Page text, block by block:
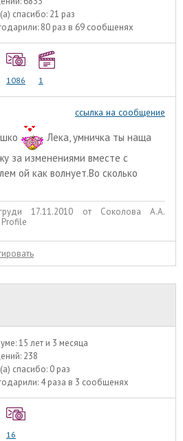
спасибо: 21 раз
80 раз в 69 сообщенях
1086 1
ссылка на сообщение
Лека, умничка ты наща
за изменениями вместе с
ой как волнует.Во сколько
груди 17.11.2010 от Соколова А.А.
15 лет и 3 месяца
238
спасибо: 0 раз
4 раза в 3 сообщенях
16